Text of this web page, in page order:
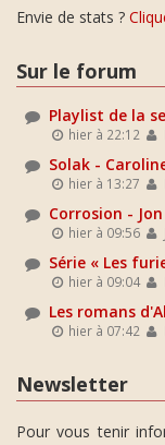
Envie de stats ?
Sur le forum
Playlist de la
hier à 22:12
Solak -
hier à 13:27
Corrosion -
hier à 09:56
Série « Les
hier à 09:04
Les romans
hier à 07:42
Newsletter
Pour vous tenir